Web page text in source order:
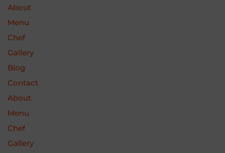
About
Menu
Chef
Gallery
Blog
Contact
About
Menu
Chef
Gallery